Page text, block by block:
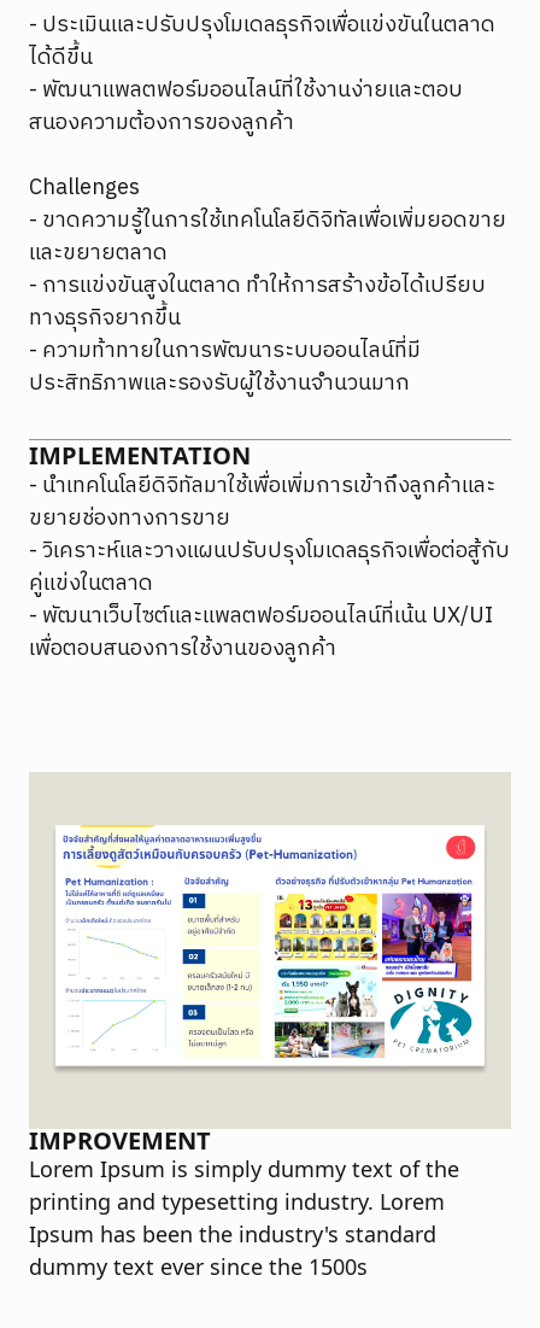
- ประเมินและปรับปรุงโมเดลธุรกิจเพื่อแข่งขันในตลาด
ได้ดีขึ้น
- พัฒนาแพลตฟอร์มออนไลน์ที่ใช้งานง่ายและตอบ
สนองความต้องการของลูกค้า
Challenges
- ขาดความรู้ในการใช้เทคโนโลยีดิจิทัลเพื่อเพิ่มยอดขาย
และขยายตลาด
- การแข่งขันสูงในตลาด ทำให้การสร้างข้อได้เปรียบ
ทางธุรกิจยากขึ้น
- ความท้าทายในการพัฒนาระบบออนไลน์ที่มี
ประสิทธิภาพและรองรับผู้ใช้งานจำนวนมาก
IMPLEMENTATION
- นำเทคโนโลยีดิจิทัลมาใช้เพื่อเพิ่มการเข้าถึงลูกค้าและ
ขยายช่องทางการขาย
- วิเคราะห์และวางแผนปรับปรุงโมเดลธุรกิจเพื่อต่อสู้กับ
คู่แข่งในตลาด
- พัฒนาเว็บไซต์และแพลตฟอร์มออนไลน์ที่เน้น UX/UI
เพื่อตอบสนองการใช้งานของลูกค้า
IMPROVEMENT
Lorem Ipsum is simply dummy text of the
printing and typesetting industry. Lorem
Ipsum has been the industry's standard
dummy text ever since the 1500s